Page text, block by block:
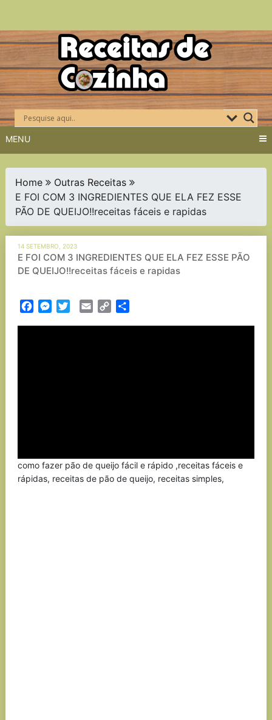
Skip
to
content
MENU
Home
Outras Receitas
E FOI COM 3 INGREDIENTES QUE ELA FEZ ESSE
PÃO DE QUEIJO!!receitas fáceis e rapidas
14 SETEMBRO, 2023
E FOI COM 3 INGREDIENTES QUE ELA FEZ ESSE PÃO
DE QUEIJO!!receitas fáceis e rapidas
FacebookMessenger
TwitterEmail Copy
como fazer pão de queijo fácil e rápido ,receitas fáceis e
rápidas, receitas de pão de queijo, receitas simples,